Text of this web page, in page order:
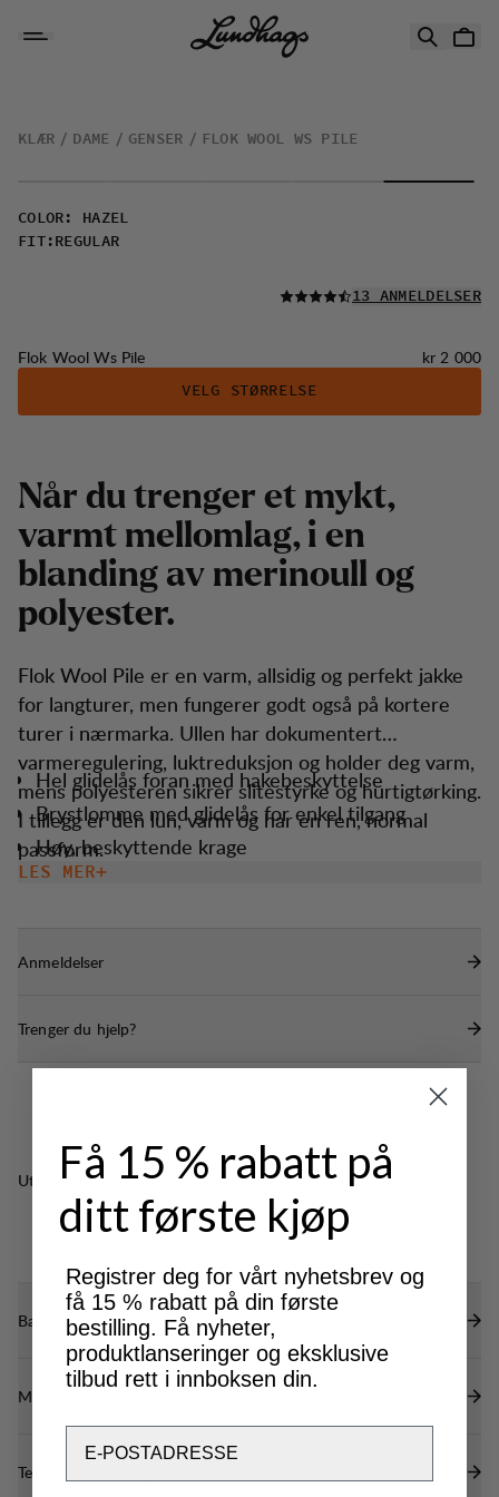
KLÆR DAME GENSER FLOK WOOL WS PILE
COLOR :
HAZEL
FIT: REGULAR
LES ALLE
13 ANMELDELSER
Flok Wool Ws Pile Pris:
kr 2 000
VELG STØRRELSE
Når du trenger et mykt,
varmt mellomlag, i en
blanding av merinoull og
polyester.
Flok Wool Pile er en varm, allsidig og perfekt jakke
for langturer, men fungerer godt også på kortere
turer i nærmarka. Ullen har dokumentert
varmeregulering, luktreduksjon og holder deg varm,
mens polyesteren sikrer slitestyrke og hurtigtørking.
I tillegg er den lun, varm og har en ren, normal
passform.
Hel glidelås foran med hakebeskyttelse
Brystlomme med glidelås for enkel tilgang
Høy, beskyttende krage
To håndlommer med glidelås
LES MER
Anmeldelser
Trenger du hjelp?
Utmerket for
CLASSIC
TREKKING
Bærekraftsegenskaper
Materialer
Tekniske spesifikasjoner
Få 15 % rabatt på
ditt første kjøp
Registrer deg for vårt nyhetsbrev og
få 15 % rabatt på din første
bestilling. Få nyheter,
produktlanseringer og eksklusive
tilbud rett i innboksen din.